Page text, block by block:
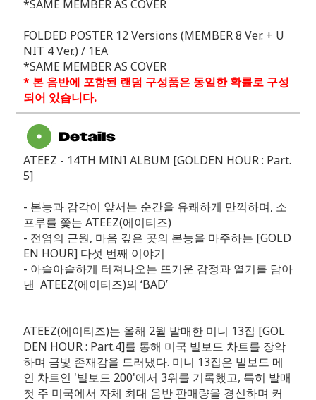
*SAME MEMBER AS COVER
FOLDED POSTER 12 Versions (MEMBER 8 Ver. + U
NIT 4 Ver.) / 1EA
*SAME MEMBER AS COVER
* 본 음반에 포함된 랜덤 구성품은 동일한 확률로 구성
되어 있습니다.
ATEEZ - 14TH MINI ALBUM [GOLDEN HOUR : Part.
5]
- 본능과 감각이 앞서는 순간을 유쾌하게 만끽하며, 소
프루를 쫓는 ATEEZ(에이티즈)
- 전염의 근원, 마음 깊은 곳의 본능을 마주하는 [GOLD
EN HOUR] 다섯 번째 이야기
- 아슬아슬하게 터져나오는 뜨거운 감정과 열기를 담아
낸 ATEEZ(에이티즈)의 ‘BAD’
ATEEZ(에이티즈)는 올해 2월 발매한 미니 13집 [GOL
DEN HOUR : Part.4]를 통해 미국 빌보드 차트를 장악
하며 금빛 존재감을 드러냈다. 미니 13집은 빌보드 메
인 차트인 '빌보드 200'에서 3위를 기록했고, 특히 발매
첫 주 미국에서 자체 최대 음반 판매량을 경신하며 커